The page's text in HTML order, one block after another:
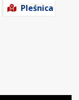
Pleśnica